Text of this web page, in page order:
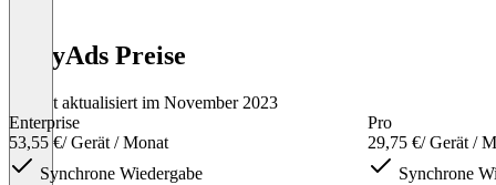
EazyAds Preise
Zuletzt aktualisiert im November 2023
Enterprise
53,55 €/ Gerät / Monat
Synchrone Wiedergabe
Pro
29,75 €/ Gerät /
Synchrone